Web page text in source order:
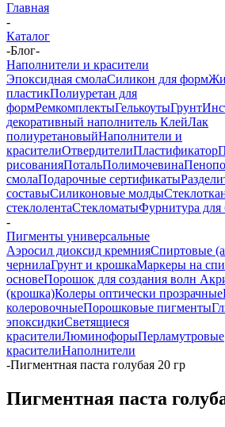
Главная
-
Каталог
-Блог-
Наполнители и красители
Эпоксидная смолаСиликон для форм
пластикПолиуретан для
формРемкомплектыГелькоутыГрунт
декоративный наполнитель КлейЛак
полиуретановыйНаполнители и
красителиОтвердителиПластификатор
рисованияПотальПолимочевина
смолаПодарочные сертификаты
составыСиликоновые молды
стеклолентаСтекломатыФурнитура для
-
Пигменты универсальные
Аэросил диоксид кремнияСпиртовые
чернилаГрунт и крошкаМаркеры на
основеПорошок для создания волн
(крошка)Колеры оптически прозрачные
колеровочныеПорошковые пигменты
эпоксидкиСветящиеся
красителиЛюминофорыПерламутровые
красителиНаполнители
-Пигментная паста голубая 20 гр
Пигментная паста